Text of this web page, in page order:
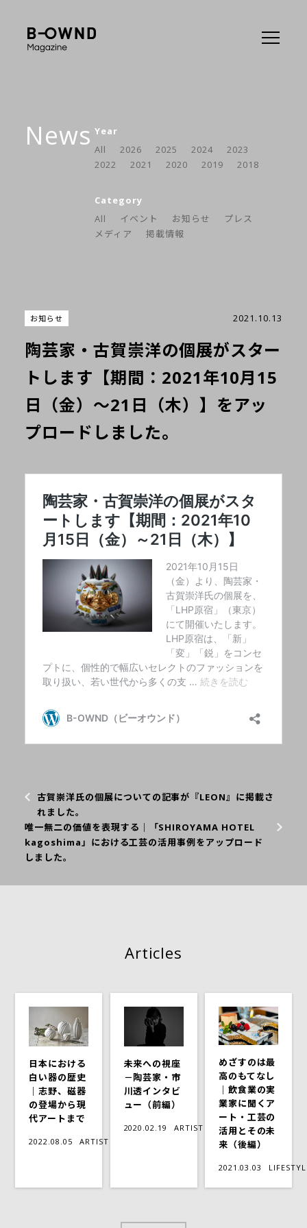
News Year
All
2026 2025 2024
2023
2022
2021 2020 2019 2018
Category
All
イベント お知らせ
プレス
メディア
掲載情報
お知らせ 2021.10.13
陶芸家・古賀崇洋の個展がスター
トします【期間：2021年10月15
日（金）～21日（木）】をアッ
プロードしました。
古賀崇洋氏の個展についての記事が『LEON』に掲載さ
れました。
唯一無二の価値を表現する｜「SHIROYAMA HOTEL
kagoshima」における工芸の活用事例をアップロード
しました。
Articles
日本における
白い器の歴史
｜志野、磁器
の登場から現
代アートまで
2022.08.05 ARTIST
未来への視座
－陶芸家・市
川透インタビ
ュー（前編）
2020.02.19 ARTIST
めざすのは最
高のもてなし
｜飲食業の実
業家に聞くア
ート・工芸の
活用とその未
来（後編）
2021.03.03